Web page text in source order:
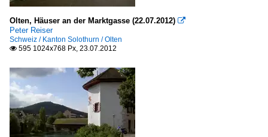
Olten, Häuser an der Marktgasse (22.07.2012) 
Peter Reiser
Schweiz / Kanton Solothurn / Olten
 595 1024x768 Px, 23.07.2012